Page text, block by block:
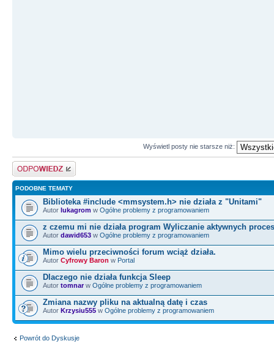
Wyświetl posty nie starsze niż:
Odpowiedz
PODOBNE TEMATY
Biblioteka #include <mmsystem.h> nie działa z "Unitami"
Autor lukagrom w Ogólne problemy z programowaniem
z czemu mi nie działa program Wyliczanie aktywnych
Autor dawid653 w Ogólne problemy z programowaniem
Mimo wielu przeciwności forum wciąż działa.
Autor Cyfrowy Baron w Portal
Dlaczego nie działa funkcja Sleep
Autor tomnarw Ogólne problemy z programowaniem
Zmiana nazwy pliku na aktualną datę i czas
Autor Krzysiu555 w Ogólne problemy z programowaniem
Powrót do Dyskusje